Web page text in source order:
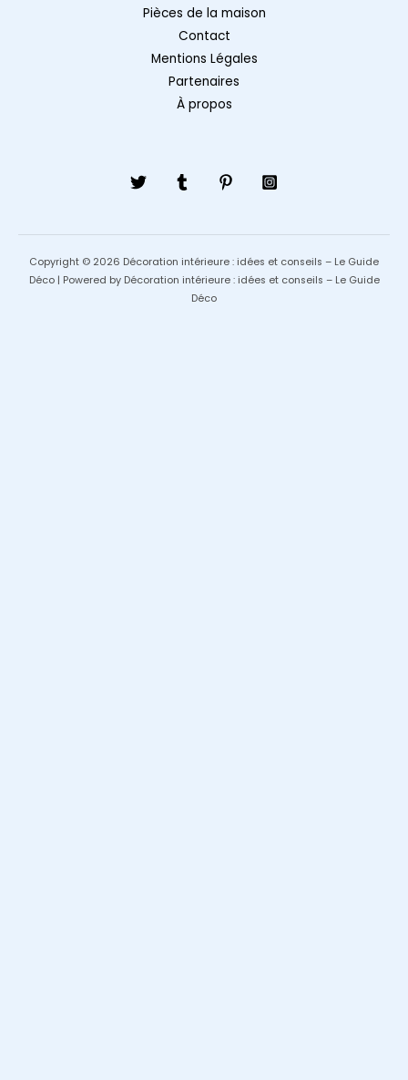
Pièces de la maison
Contact
Mentions Légales
Partenaires
À propos
Copyright © 2026 Décoration intérieure : idées et conseils – Le Guide
Déco | Powered by Décoration intérieure : idées et conseils – Le Guide
Déco